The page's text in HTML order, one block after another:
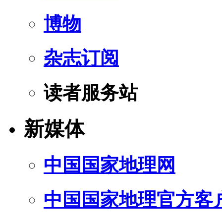
博物
杂志订阅
读者服务站
新媒体
中国国家地理网
中国国家地理官方客